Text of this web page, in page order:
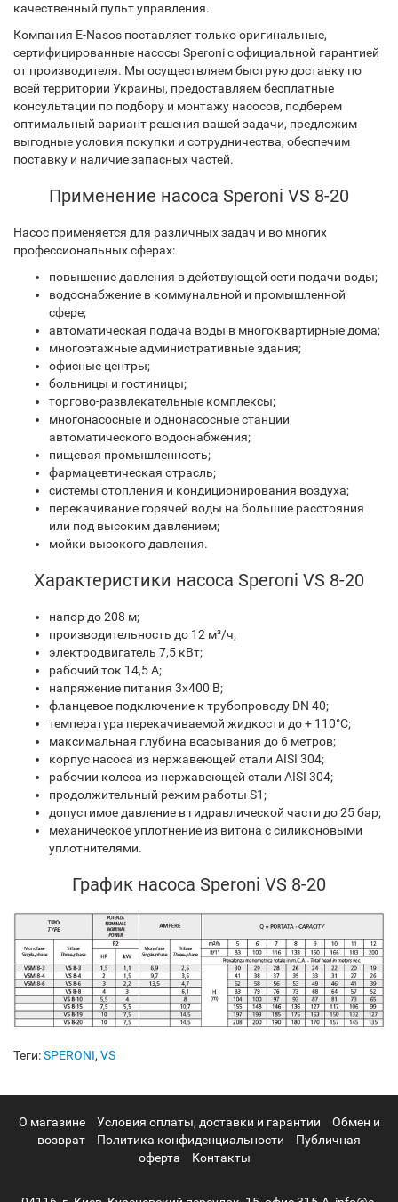
качественный пульт управления.
Компания E-Nasos поставляет только оригинальные,
сертифицированные насосы Speroni с официальной гарантией
от производителя. Мы осуществляем быструю доставку по
всей территории Украины, предоставляем бесплатные
консультации по подбору и монтажу насосов, подберем
оптимальный вариант решения вашей задачи, предложим
выгодные условия покупки и сотрудничества, обеспечим
поставку и наличие запасных частей.
Применение насоса Speroni VS 8-20
Насос применяется для различных задач и во многих
профессиональных сферах:
повышение давления в действующей сети подачи воды;
водоснабжение в коммунальной и промышленной
сфере;
автоматическая подача воды в многоквартирные дома;
многоэтажные административные здания;
офисные центры;
больницы и гостиницы;
торгово-развлекательные комплексы;
многонасосные и однонасосные станции
автоматического водоснабжения;
пищевая промышленность;
фармацевтическая отрасль;
системы отопления и кондиционирования воздуха;
перекачивание горячей воды на большие расстояния
или под высоким давлением;
мойки высокого давления.
Характеристики насоса Speroni VS 8-20
напор до 208 м;
производительность до 12 м³/ч;
электродвигатель 7,5 кВт;
рабочий ток 14,5 A;
напряжение питания 3х400 В;
фланцевое подключение к трубопроводу DN 40;
температура перекачиваемой жидкости до + 110°C;
максимальная глубина всасывания до 6 метров;
корпус насоса из нержавеющей стали AISI 304;
рабочии колеса из нержавеющей стали AISI 304;
продолжительный режим работы S1;
допустимое давление в гидравлической части до 25 бар;
механическое уплотнение из витона с силиконовыми
уплотнителями.
График насоса Speroni VS 8-20
Теги:SPERONI, VS
О магазине Условия оплаты, доставки и гарантии
Обмен и
возврат
Политика конфиденциальности
Публичная
оферта
Контакты